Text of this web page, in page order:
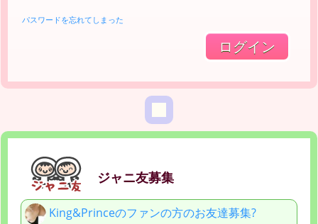
パスワードを忘れてしまった
ジャニ友募集
King&Princeのファンの方のお友達募集?